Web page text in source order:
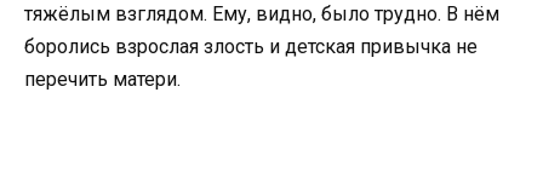
тяжёлым взглядом. Ему, видно, было трудно. В нём
боролись взрослая злость и детская привычка не
перечить матери.